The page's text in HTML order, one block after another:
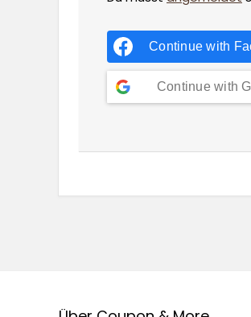
Continue with
Continue with